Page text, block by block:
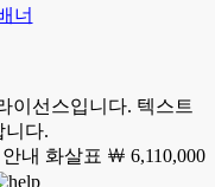
이선스입니다. 텍스트
니다.
￦ 6,110,000